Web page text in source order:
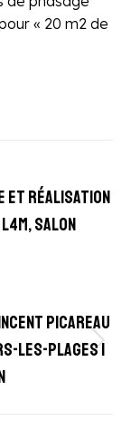
« 20 m2 de
et réalisation
salon
Picareau
les-Plages |